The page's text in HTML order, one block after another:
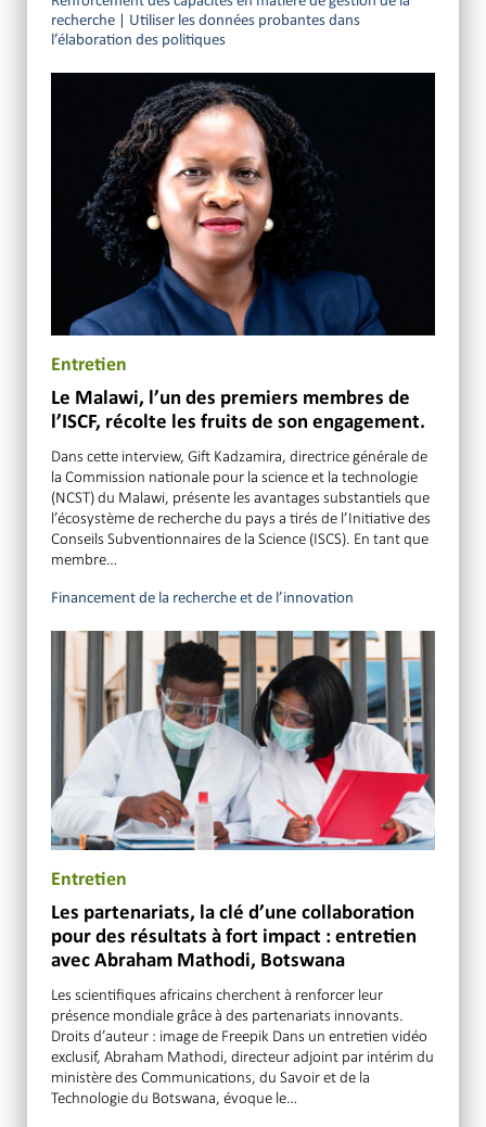
recherche
Utiliser les données probantes dans
l’élaboration des politiques
Entretien
Le Malawi, l’un des premiers membres de
l’ISCF, récolte les fruits de son engagement.
Dans cette interview, Gift Kadzamira, directrice générale de
la Commission nationale pour la science et la technologie
(NCST) du Malawi, présente les avantages substantiels que
l’écosystème de recherche du pays a tirés de l’Initiative des
Conseils Subventionnaires de la Science (ISCS). En tant que
membre…
Financement de la recherche et de l’innovation
Entretien
Les partenariats, la clé d’une collaboration
pour des résultats à fort impact : entretien
avec Abraham Mathodi, Botswana
Les scientifiques africains cherchent à renforcer leur
présence mondiale grâce à des partenariats innovants.
Droits d’auteur : image de Freepik Dans un entretien vidéo
exclusif, Abraham Mathodi, directeur adjoint par intérim du
ministère des Communications, du Savoir et de la
Technologie du Botswana, évoque le…